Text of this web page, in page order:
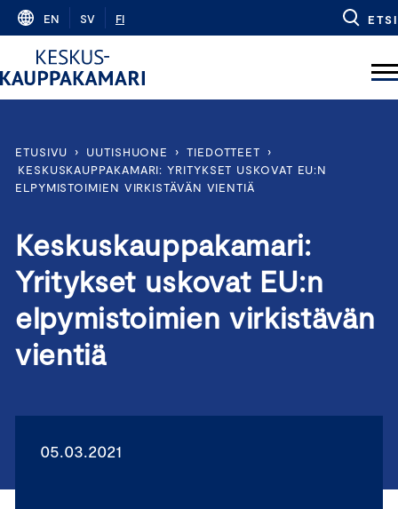
Skip
content
EN SV FI ETSI
ETUSIVU › UUTISHUONE › TIEDOTTEET
›
KESKUSKAUPPAKAMARI: YRITYKSET USKOVAT EU:N
ELPYMISTOIMIEN VIRKISTÄVÄN VIENTIÄ
Keskuskauppakamari:
Yritykset uskovat EU:n
elpymistoimien virkistävän
vientiä
05.03.2021